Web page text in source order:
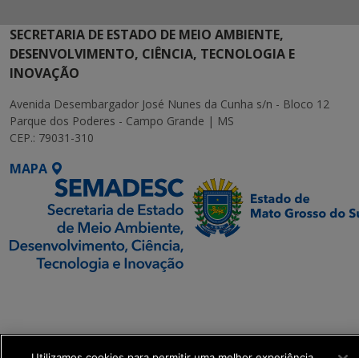
SECRETARIA DE ESTADO DE MEIO AMBIENTE,
DESENVOLVIMENTO, CIÊNCIA, TECNOLOGIA E
INOVAÇÃO
Avenida Desembargador José Nunes da Cunha s/n - Bloco 12
Parque dos Poderes - Campo Grande | MS
CEP.: 79031-310
MAPA
Transformação Digital